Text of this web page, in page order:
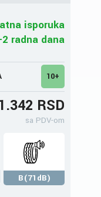
isporuka
radna dana
10+
RSD
sa PDV-om
B(71dB)